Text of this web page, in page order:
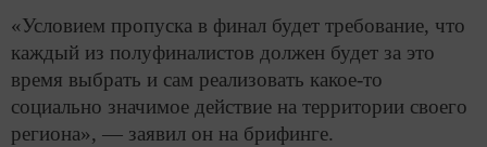
«Условием пропуска в финал будет требование, что
каждый из полуфиналистов должен будет за это
время выбрать и сам реализовать какое-то
социально значимое действие на территории своего
региона», — заявил он на брифинге.